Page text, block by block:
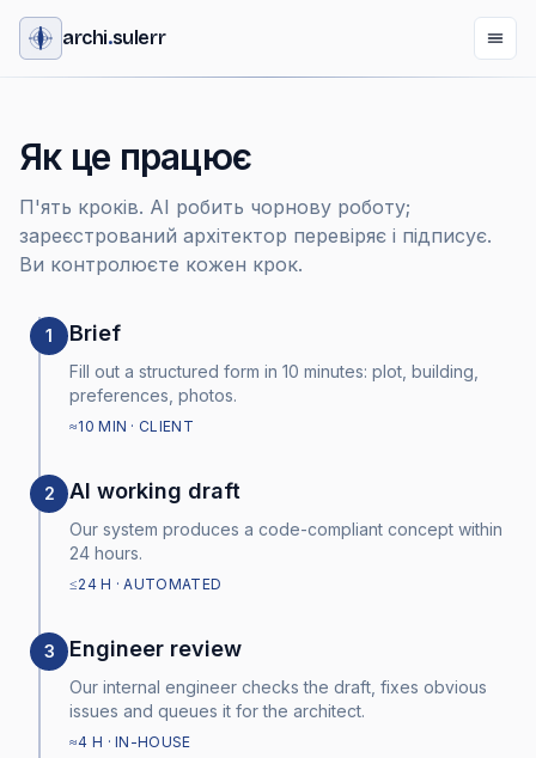
archi.sulerr
Як це працює
П'ять кроків. AI робить чорнову роботу;
зареєстрований архітектор перевіряє і підписує.
Ви контролюєте кожен крок.
1 Brief
Fill out a structured form in 10 minutes: plot, building,
preferences, photos.
≈10 MIN · CLIENT
2 AI working draft
Our system produces a code-compliant concept within
24 hours.
≤24 H · AUTOMATED
3 Engineer review
Our internal engineer checks the draft, fixes obvious
issues and queues it for the architect.
≈4 H · IN-HOUSE